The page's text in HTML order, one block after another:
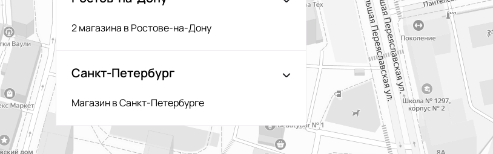
2 магазина в Ростове-на-Дону
Санкт-Петербург
Магазин в Санкт-Петербурге